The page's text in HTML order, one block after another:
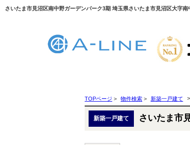
TOPページ > 物件検索 > 新築一戸建て >
新築一戸建て さいたま市